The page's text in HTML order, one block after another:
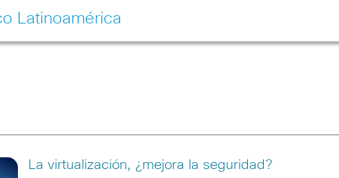
Latinoamérica
La virtualización, ¿mejora la seguridad?